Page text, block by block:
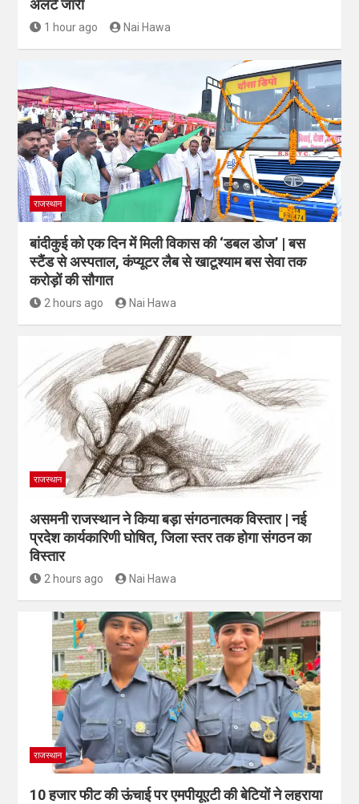
अलर्ट जारी
1 hour ago Nai Hawa
राजस्थान
बांदीकुई को एक दिन में मिली विकास की ‘डबल डोज’ | बस
स्टैंड से अस्पताल, कंप्यूटर लैब से खाटूश्याम बस सेवा तक
करोड़ों की सौगात
2 hours ago Nai Hawa
राजस्थान
असमनी राजस्थान ने किया बड़ा संगठनात्मक विस्तार | नई
प्रदेश कार्यकारिणी घोषित, जिला स्तर तक होगा संगठन का
विस्तार
2 hours ago Nai Hawa
राजस्थान
10 हजार फीट की ऊंचाई पर एमपीयूएटी की बेटियों ने लहराया